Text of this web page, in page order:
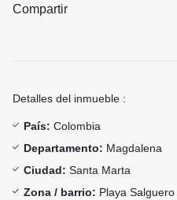
Compartir
Detalles del inmueble :
País: Colombia
Departamento: Magdalena
Ciudad: Santa Marta
Zona / barrio: Playa Salguero